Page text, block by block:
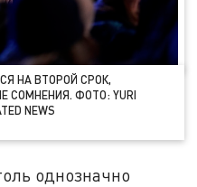
НА ВТОРОЙ СРОК,
СОМНЕНИЯ. ФОТО: YURI
NEWS
однозначно